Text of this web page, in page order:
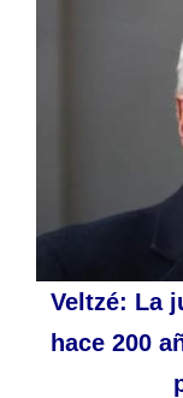
Veltzé: La
hace 200